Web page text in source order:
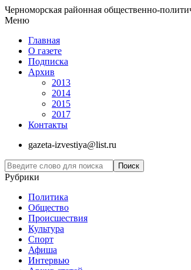
Черноморская районная общественно-
Меню
Главная
О газете
Подписка
Архив
2013
2014
2015
2017
Контакты
gazeta-izvestiya@list.ru
Рубрики
Политика
Общество
Проиcшествия
Культура
Спорт
Афиша
Интервью